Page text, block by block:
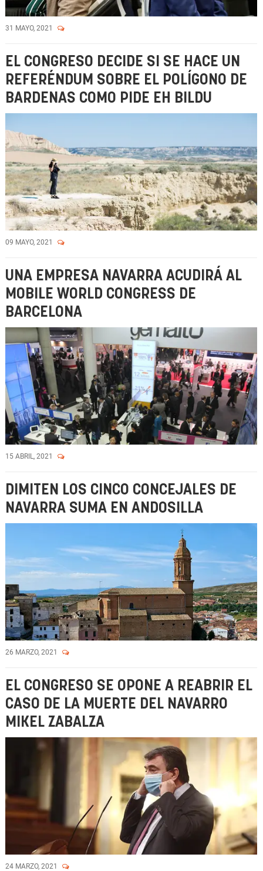
31 MAYO, 2021
EL CONGRESO DECIDE SI SE HACE UN
REFERÉNDUM SOBRE EL POLÍGONO DE
BARDENAS COMO PIDE EH BILDU
09 MAYO, 2021
UNA EMPRESA NAVARRA ACUDIRÁ AL
MOBILE WORLD CONGRESS DE
BARCELONA
15 ABRIL, 2021
DIMITEN LOS CINCO CONCEJALES DE
NAVARRA SUMA EN ANDOSILLA
26 MARZO, 2021
EL CONGRESO SE OPONE A REABRIR EL
CASO DE LA MUERTE DEL NAVARRO
MIKEL ZABALZA
24 MARZO, 2021